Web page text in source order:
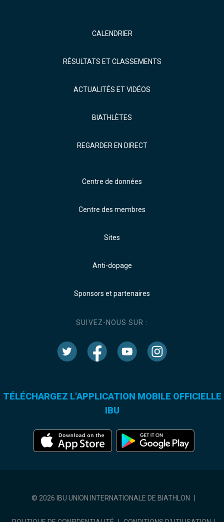
CALENDRIER
RÉSULTATS ET CLASSEMENTS
ACTUALITÉS ET VIDÉOS
BIATHLÈTES
REGARDER EN DIRECT
Centre de données
Centre des membres
Sites
Anti-dopage
Sponsors et partenaires
SUIVEZ-NOUS SUR :
TÉLÉCHARGEZ L'APPLICATION MOBILE OFFICIELLE
IBU
© 2026 IBU UNION INTERNATIONALE DE BIATHLON